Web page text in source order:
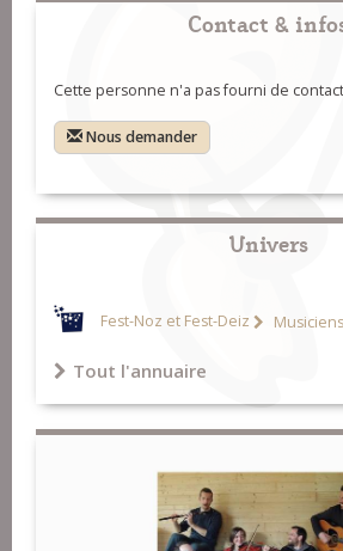
Contact &
Cette personne n'a pas fourni de
Nous demander
Univers
Fest-Noz et Fest-Deiz Musiciens
Tout l'annuaire